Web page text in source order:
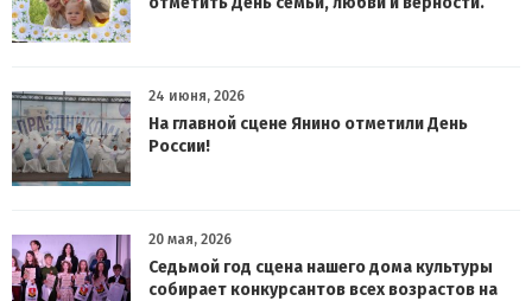
24 июня, 2026
На главной сцене Янино отметили День
России!
20 мая, 2026
Седьмой год сцена нашего дома культуры
собирает конкурсантов всех возрастов на